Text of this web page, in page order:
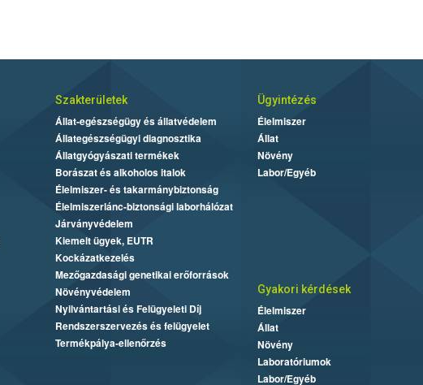
Szakterületek
Állat-egészségügy és állatvédelem
Állategészségügyi diagnosztika
Állatgyógyászati termékek
Borászat és alkoholos italok
Élelmiszer- és takarmánybiztonság
Élelmiszerlánc-biztonsági laborhálózat
Járványvédelem
Kiemelt ügyek, EUTR
Kockázatkezelés
Mezőgazdasági genetikai erőforrások
Növényvédelem
Nyilvántartási és Felügyeleti Díj
Rendszerszervezés és felügyelet
Termékpálya-ellenőrzés
Ügyintézés
Élelmiszer
Állat
Növény
Labor/Egyéb
Gyakori kérdések
Élelmiszer
Állat
Növény
Laboratóriumok
Labor/Egyéb